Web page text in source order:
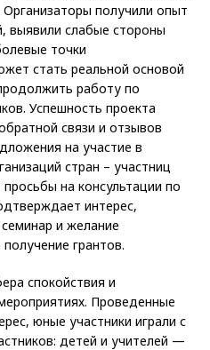
получили опыт
выявили слабые стороны
точки
стать реальной основой
работу по
Успешность проекта
связи и отзывов
на участие в
стран – участниц
на консультации по
интерес,
и желание
грантов.
спокойствия и
Проведенные
юные участники играли с
детей и учителей —